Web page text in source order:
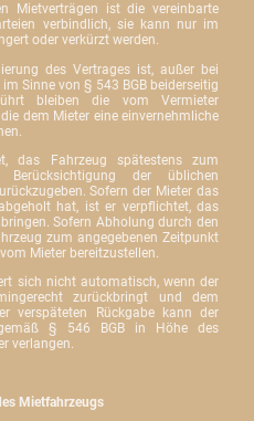
Mietverträgen ist die vereinbarte
verbindlich, sie kann nur im
oder verkürzt werden.
des Vertrages ist, außer bei
Sinne von § 543 BGB beiderseitig
bleiben die vom Vermieter
dem Mieter eine einvernehmliche
das Fahrzeug spätestens zum
der üblichen
Sofern der Mieter das
hat, ist er verpflichtet, das
Sofern Abholung durch den
zum angegebenen Zeitpunkt
Mieter bereitzustellen.
sich nicht automatisch, wenn der
zurückbringt und dem
verspäteten Rückgabe kann der
§ 546 BGB in Höhe des
verlangen.
Mietfahrzeugs